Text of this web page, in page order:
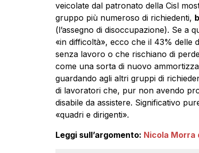
veicolate dal patronato della Cisl
gruppo più numeroso di richiedenti,
(l’assegno di disoccupazione). Se a
«in difficoltà», ecco che il 43% delle
senza lavoro o che rischiano di
come una sorta di nuovo
guardando agli altri gruppi di
di lavoratori che, pur non avendo
disabile da assistere. Significativo
«quadri e dirigenti».
Leggi sull’argomento: Nicola Morra